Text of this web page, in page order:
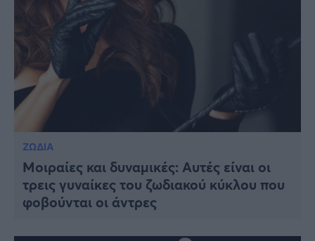
ΖΩΔΙΑ
Μοιραίες και δυναμικές: Αυτές είναι οι
τρεις γυναίκες του ζωδιακού κύκλου που
φοβούνται οι άντρες